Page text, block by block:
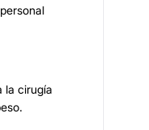
la cirugía